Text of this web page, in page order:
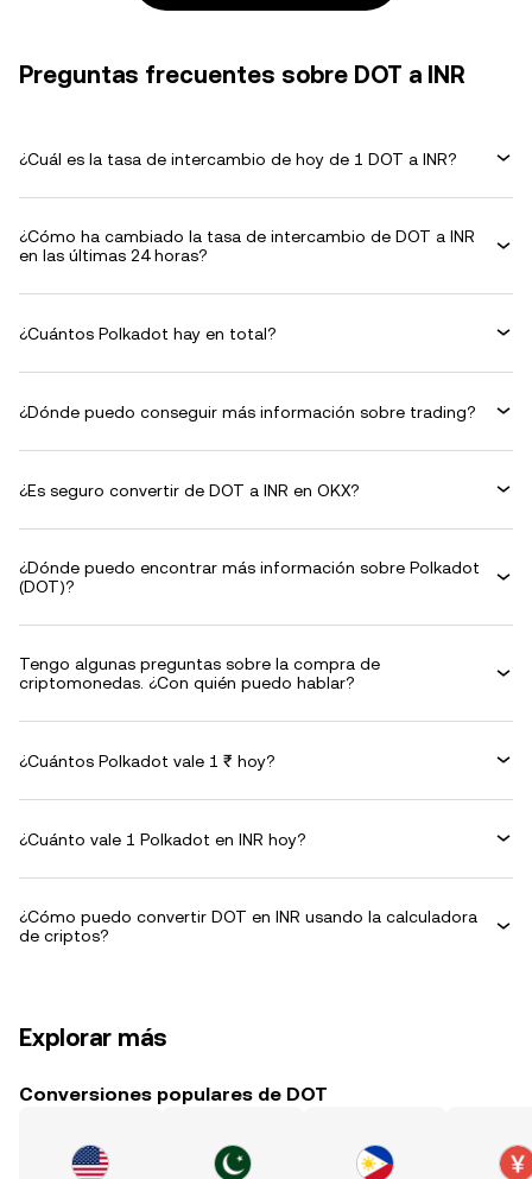
Preguntas frecuentes sobre DOT a INR
¿Cuál es la tasa de intercambio de hoy de 1 DOT a INR?
¿Cómo ha cambiado la tasa de intercambio de DOT a INR
en las últimas 24 horas?
¿Cuántos Polkadot hay en total?
¿Dónde puedo conseguir más información sobre trading?
¿Es seguro convertir de DOT a INR en OKX?
¿Dónde puedo encontrar más información sobre Polkadot
(DOT)?
Tengo algunas preguntas sobre la compra de
criptomonedas. ¿Con quién puedo hablar?
¿Cuántos Polkadot vale 1 ₹ hoy?
¿Cuánto vale 1 Polkadot en INR hoy?
¿Cómo puedo convertir DOT en INR usando la calculadora
de criptos?
Explorar más
Conversiones populares de DOT